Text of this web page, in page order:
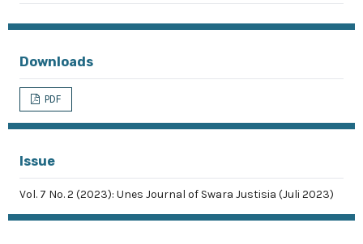
Downloads
PDF
Issue
Vol. 7 No. 2 (2023): Unes Journal of Swara Justisia (Juli 2023)